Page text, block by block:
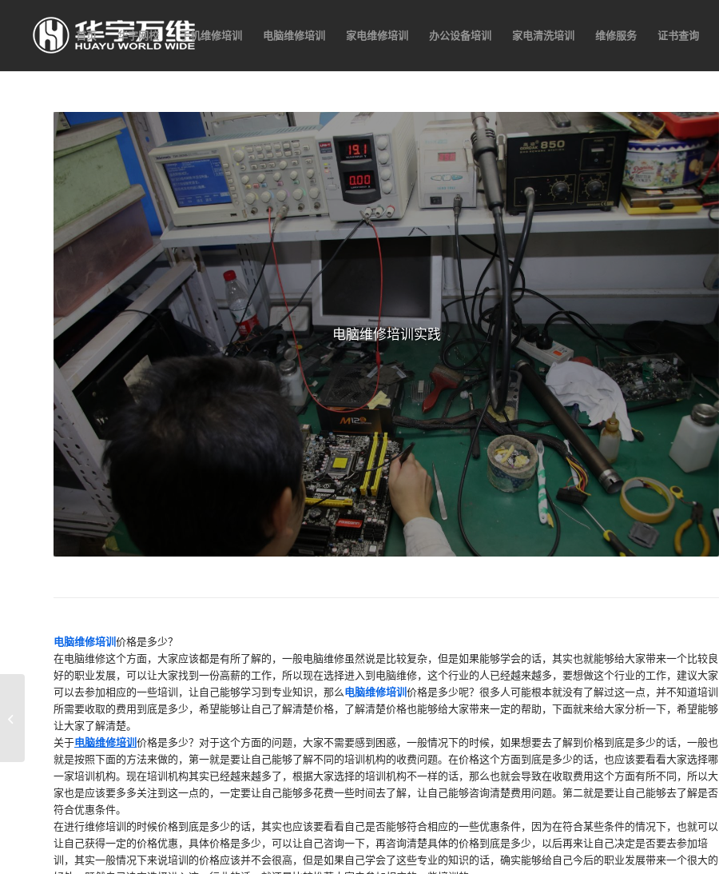
首页 华宇网校 手机维修培训 电脑维修培训 家电维修培训 办公设备培训 家电清洗培训 维修服务 证书查询
电脑维修培训实践
电脑维修培训价格是多少？
在电脑维修这个方面，大家应该都是有所了解的，一般电脑维修虽然说是比较复杂，但是如果能够学会的话，其实也就能够给大家带来一个比较良
好的职业发展，可以让大家找到一份高薪的工作，所以现在选择进入到电脑维修，这个行业的人已经越来越多，要想做这个行业的工作，建议大家
可以去参加相应的一些培训，让自己能够学习到专业知识，那么电脑维修培训价格是多少呢？很多人可能根本就没有了解过这一点，并不知道培训
所需要收取的费用到底是多少，希望能够让自己了解清楚价格，了解清楚价格也能够给大家带来一定的帮助，下面就来给大家分析一下，希望能够
让大家了解清楚。
关于电脑维修培训价格是多少？对于这个方面的问题，大家不需要感到困惑，一般情况下的时候，如果想要去了解到价格到底是多少的话，一般也
就是按照下面的方法来做的，第一就是要让自己能够了解不同的培训机构的收费问题。在价格这个方面到底是多少的话，也应该要看看大家选择哪
一家培训机构。现在培训机构其实已经越来越多了，根据大家选择的培训机构不一样的话，那么也就会导致在收取费用这个方面有所不同，所以大
家也是应该要多多关注到这一点的，一定要让自己能够多花费一些时间去了解，让自己能够咨询清楚费用问题。第二就是要让自己能够去了解是否
符合优惠条件。
在进行维修培训的时候价格到底是多少的话，其实也应该要看看自己是否能够符合相应的一些优惠条件，因为在符合某些条件的情况下，也就可以
让自己获得一定的价格优惠，具体价格是多少，可以让自己咨询一下，再咨询清楚具体的价格到底是多少，以后再来让自己决定是否要去参加培
训，其实一般情况下来说培训的价格应该并不会很高，但是如果自己学会了这些专业的知识的话，确实能够给自己今后的职业发展带来一个很大的
手机维修培训怎么找培训机构？